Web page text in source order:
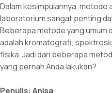
Dalam kesimpulannya, metode
laboratorium sangat penting
Beberapa metode yang umum
adalah kromatografi,
fisika. Jadi dari beberapa
yang pernah Anda lakukan?
Penulis: Anisa